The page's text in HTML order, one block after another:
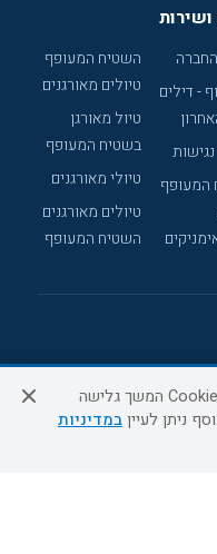
- דילים
המעופף
השטיח המעופף
טיולים מאורגנים
טיול מאורגן
בשטיח המעופף
טיולי מאורגנים
טיולים מאורגנים
השטיח המעופף
לידיעתך, באתר זה נעשה שימוש בקבצי Cookies המשך גלישה
ניתן לעייןבמדיניות